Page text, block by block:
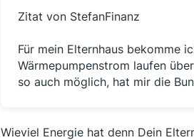
Zitat von StefanFinanz
Für mein Elternhaus bekomme
Wärmepumpenstrom laufen
so auch möglich, hat mir die
Wieviel Energie hat denn Dein